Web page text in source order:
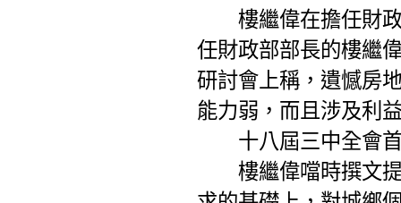
樓繼偉在擔任財政
任財政部部長的樓繼
研討會上稱，遺憾房
能力弱，而且涉及利
十八屆三中全會首
樓繼偉噹時撰文提